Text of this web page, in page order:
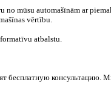
no mūsu automašīnām ar
vērtību.
atbalstu.
бесплатную консультацию.